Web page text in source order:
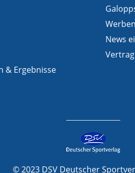
& Ergebnisse
Werben
News
© 2023 DSV Deutscher